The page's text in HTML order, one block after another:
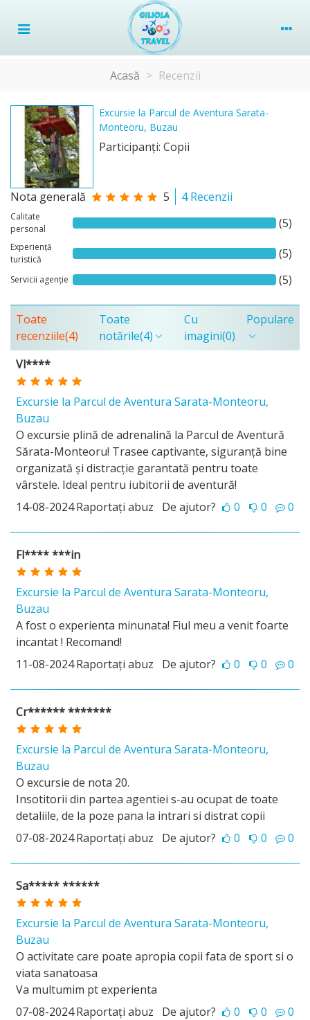
Acasă > Recenzii
Excursie la Parcul de Aventura Sarata-
Monteoru, Buzau
Participanţi: Copii
Nota generală 5 4 Recenzii
Calitate
personal
(5)
Experiență
turistică
(5)
Servicii agenție (5)
Toate
recenziile(4)
Toate
notările(4)
Cu
imagini(0)
Populare
Vl****
Excursie la Parcul de Aventura Sarata-Monteoru,
Buzau
O excursie plină de adrenalină la Parcul de Aventură
Sărata-Monteoru! Trasee captivante, siguranță bine
organizată și distracție garantată pentru toate
vârstele. Ideal pentru iubitorii de aventură!
14-08-2024Raportați abuz De ajutor? 0 0 0
Fl**** ***in
Excursie la Parcul de Aventura Sarata-Monteoru,
Buzau
A fost o experienta minunata! Fiul meu a venit foarte
incantat ! Recomand!
11-08-2024Raportați abuz De ajutor? 0 0 0
Cr****** *******
Excursie la Parcul de Aventura Sarata-Monteoru,
Buzau
O excursie de nota 20.
Insotitorii din partea agentiei s-au ocupat de toate
detaliile, de la poze pana la intrari si distrat copii
07-08-2024Raportați abuz De ajutor? 0 0 0
Sa***** ******
Excursie la Parcul de Aventura Sarata-Monteoru,
Buzau
O activitate care poate apropia copii fata de sport si o
viata sanatoasa
Va multumim pt experienta
07-08-2024Raportați abuz De ajutor? 0 0 0